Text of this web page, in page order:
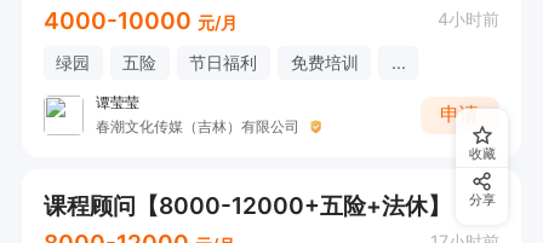
4000-10000 元/月 4小时前
绿园 五险 节日福利 免费培训 ...
谭莹莹
春潮文化传媒（吉林）有限公司
申请
课程顾问【8000-12000+五险+法休】
收藏
分享